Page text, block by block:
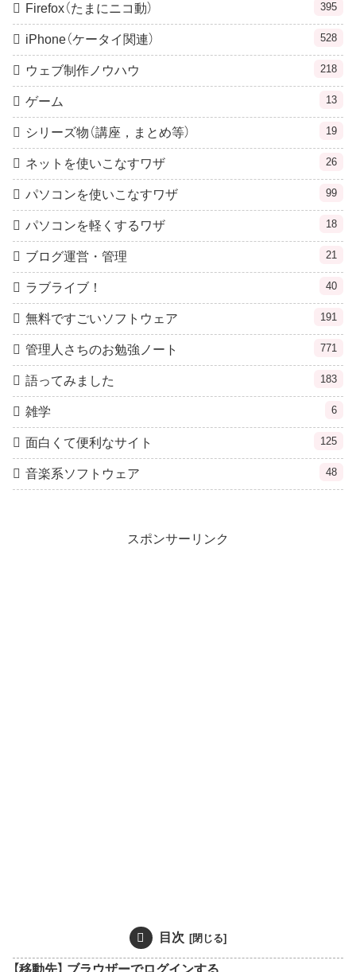
Firefox（たまにニコ動） 395
iPhone（ケータイ関連） 528
ウェブ制作ノウハウ 218
ゲーム 13
シリーズ物（講座，まとめ等） 19
ネットを使いこなすワザ 26
パソコンを使いこなすワザ 99
パソコンを軽くするワザ 18
ブログ運営・管理 21
ラブライブ！ 40
無料ですごいソフトウェア 191
管理人さちのお勉強ノート 771
語ってみました 183
雑学 6
面白くて便利なサイト 125
音楽系ソフトウェア 48
スポンサーリンク
目次
【移動先】 ブラウザーでログインする